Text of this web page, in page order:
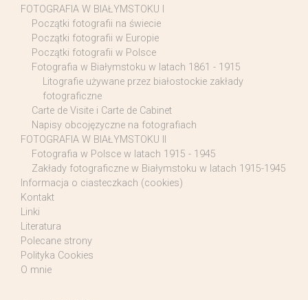
FOTOGRAFIA W BIAŁYMSTOKU I
Początki fotografii na świecie
Początki fotografii w Europie
Początki fotografii w Polsce
Fotografia w Białymstoku w latach 1861 - 1915
Litografie używane przez białostockie zakłady
fotograficzne
Carte de Visite i Carte de Cabinet
Napisy obcojęzyczne na fotografiach
FOTOGRAFIA W BIAŁYMSTOKU II
Fotografia w Polsce w latach 1915 - 1945
Zakłady fotograficzne w Białymstoku w latach 1915-1945
Informacja o ciasteczkach (cookies)
Kontakt
Linki
Literatura
Polecane strony
Polityka Cookies
O mnie